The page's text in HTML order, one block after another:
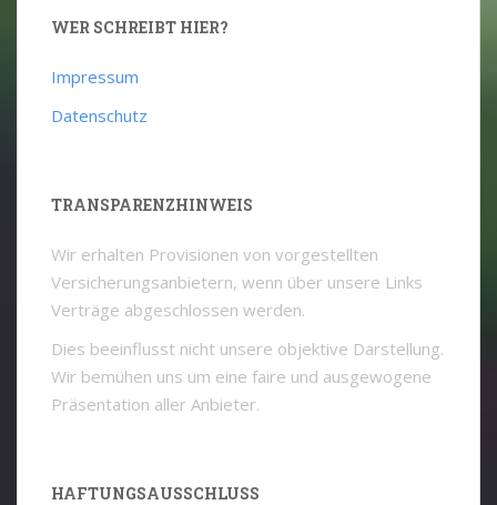
WER SCHREIBT HIER?
Impressum
Datenschutz
TRANSPARENZHINWEIS
Wir erhalten Provisionen von vorgestellten
Versicherungsanbietern, wenn über unsere Links
Verträge abgeschlossen werden.
Dies beeinflusst nicht unsere objektive Darstellung.
Wir bemühen uns um eine faire und ausgewogene
Präsentation aller Anbieter.
HAFTUNGSAUSSCHLUSS